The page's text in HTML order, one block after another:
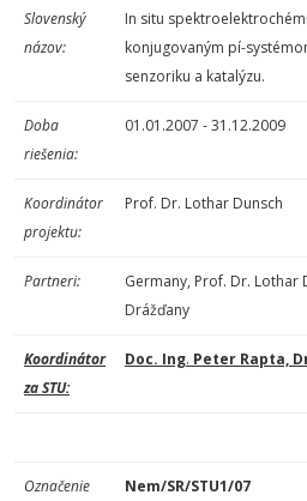
Slovenský
názov:
In situ
konjugovaným pí-
senzoriku a katalýzu.
Doba
riešenia:
01.01.2007 - 31.12.2009
Koordinátor
projektu:
Prof. Dr. Lothar Dunsch
Partneri:
Germany, Prof. Dr. Lothar
Drážďany
Koordinátor
za STU:
Doc. Ing. Peter Rapta,
Označenie
Nem/SR/STU1/07